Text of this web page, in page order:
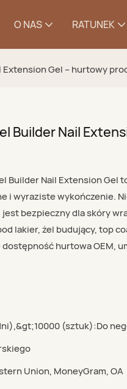
O NAS RATUNEK
Extension Gel – hurtowy
Builder Nail
Builder Nail Extension
i wyraziste wykończenie.
bezpieczny dla skóry
lakier, żel budujący, top
hurtowa OEM,
(sztuk):Do
Union, MoneyGram, OA